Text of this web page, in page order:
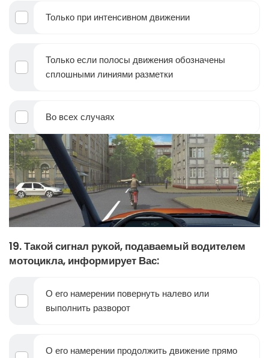
Только при интенсивном движении
Только если полосы движения обозначены
сплошными линиями разметки
Во всех случаях
19. Такой сигнал рукой, подаваемый водителем
мотоцикла, информирует Вас:
О его намерении повернуть налево или
выполнить разворот
О его намерении продолжить движение прямо